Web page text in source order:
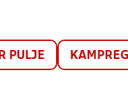
PULJE